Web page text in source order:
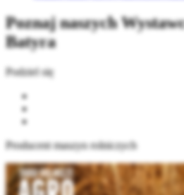
Poznaj naszych
Batyra
Podziel się
Producent maszyn rolniczych